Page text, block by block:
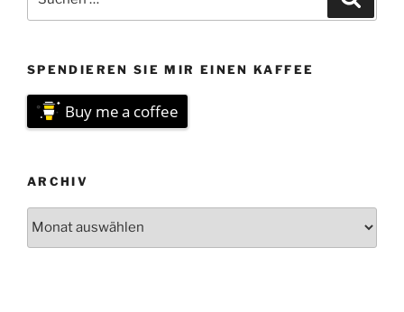
nach:
SPENDIEREN SIE MIR EINEN KAFFEE
Buy me a coffee
ARCHIV